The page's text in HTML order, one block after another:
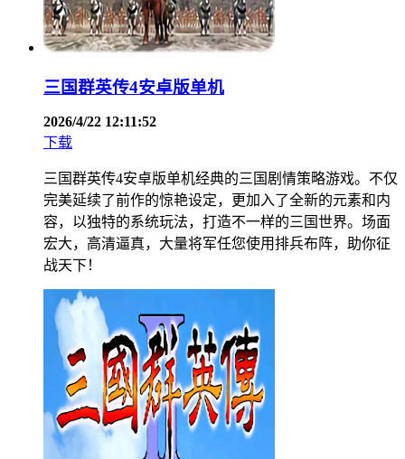
三国群英传4安卓版单机
2026/4/22 12:11:52
下载
三国群英传4安卓版单机经典的三国剧情策略游戏。不仅
完美延续了前作的惊艳设定，更加入了全新的元素和内
容，以独特的系统玩法，打造不一样的三国世界。场面
宏大，高清逼真，大量将军任您使用排兵布阵，助你征
战天下！